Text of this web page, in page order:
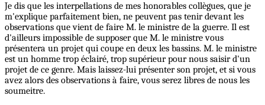
Je dis que les interpellations de mes honorables collègues, que je
m'explique parfaitement bien, ne peuvent pas tenir devant les
observations que vient de faire M. le ministre de la guerre. Il est
d'ailleurs impossible de supposer que M. le ministre vous
présentera un projet qui coupe en deux les bassins. M. le ministre
est un homme trop éclairé, trop supérieur pour nous saisir d'un
projet de ce genre. Mais laissez-lui présenter son projet, et si vous
avez alors des observations à faire, vous serez libres de nous les
soumeitre.